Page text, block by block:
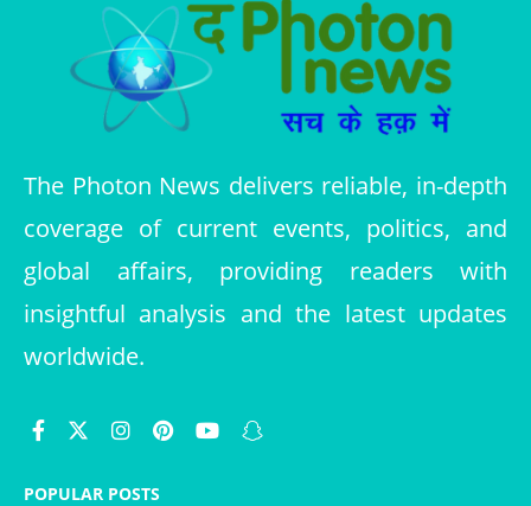
The Photon News delivers reliable, in-depth
coverage of current events, politics, and
global affairs, providing readers with
insightful analysis and the latest updates
worldwide.
POPULAR POSTS